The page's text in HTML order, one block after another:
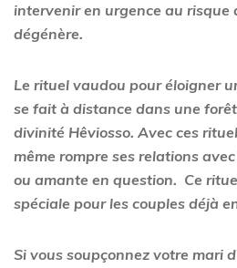
intervenir en urgence au risque
dégénère.
Le rituel vaudou pour éloigner
se fait à distance dans une
divinité Hêviosso. Avec ces
même rompre ses relations
ou amante en question. Ce
spéciale pour les couples déjà
Si vous soupçonnez votre mari